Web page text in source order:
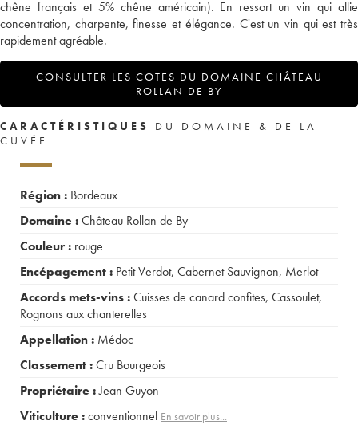
chêne français et 5% chêne américain). En ressort un vin qui allie
concentration, charpente, finesse et élégance. C'est un vin qui est très
rapidement agréable.
CONSULTER LES COTES DU DOMAINE CHÂTEAU
ROLLAN DE BY
CARACTÉRISTIQUES
DU DOMAINE & DE LA
CUVÉE
Région : Bordeaux
Domaine :Château Rollan de By
Couleur : rouge
Encépagement : Petit Verdot, Cabernet Sauvignon, Merlot
Accords mets-vins :Cuisses de canard confites, Cassoulet,
Rognons aux chanterelles
Appellation : Médoc
Classement :Cru Bourgeois
Propriétaire :Jean Guyon
Viticulture :conventionnel En savoir plus...